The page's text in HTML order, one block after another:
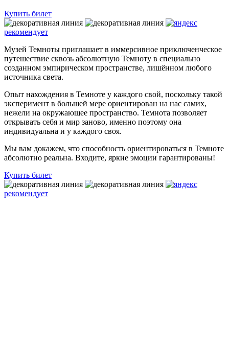
Купить билет
рекомендует
Музей Темноты приглашает в иммерсивное приключенческое
путешествие сквозь абсолютную Темноту в специально
созданном эмпирическом пространстве, лишённом любого
источника света.
Опыт нахождения в Темноте у каждого свой, поскольку такой
эксперимент в большей мере ориентирован на нас самих,
нежели на окружающее пространство. Темнота позволяет
открывать себя и мир заново, именно поэтому она
индивидуальна и у каждого своя.
Мы вам докажем, что способность ориентироваться в Темноте
абсолютно реальна. Входите, яркие эмоции гарантированы!
Купить билет
рекомендует